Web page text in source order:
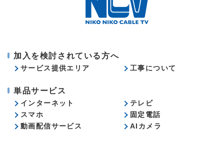
加入を検討されている方へ
サービス提供エリア 工事について
単品サービス
インターネット
テレビ
スマホ
固定電話
動画配信サービス
AIカメラ